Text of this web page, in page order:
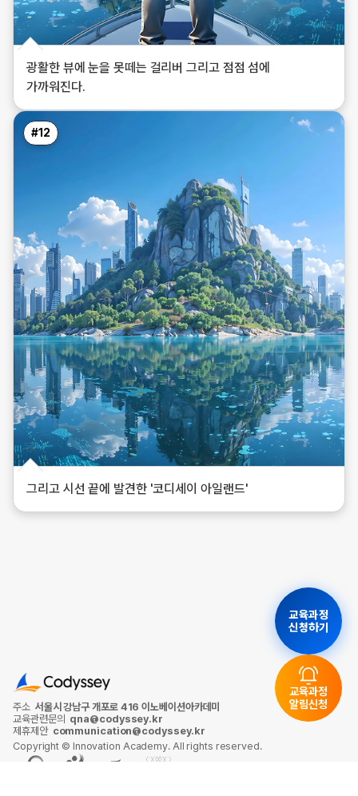
광활한 뷰에 눈을 못떼는 걸리버 그리고 점점 섬에
가까워진다.
#12
그리고 시선 끝에 발견한 '코디세이 아일랜드'
교육과정
신청하기
교육과정
알림신청
주소 서울시 강남구 개포로 416 이노베이션아카데미
교육관련문의 qna@codyssey.kr
제휴제안 communication@codyssey.kr
Copyright © Innovation Academy. All rights reserved.